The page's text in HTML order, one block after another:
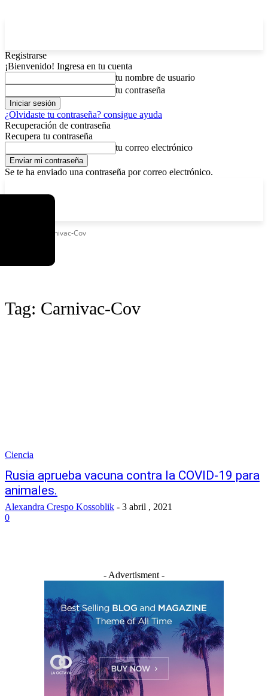
Registrarse
¡Bienvenido! Ingresa en tu cuenta
tu nombre de usuario
tu contraseña
¿Olvidaste tu contraseña? consigue ayuda
Recuperación de contraseña
Recupera tu contraseña
tu correo electrónico
Se te ha enviado una contraseña por correo electrónico.
Carnivac-Cov
Tag: Carnivac-Cov
Ciencia
Rusia aprueba vacuna contra la COVID-19 para
animales.
Alexandra Crespo Kossoblik - 3 abril , 2021
0
- Advertisment -